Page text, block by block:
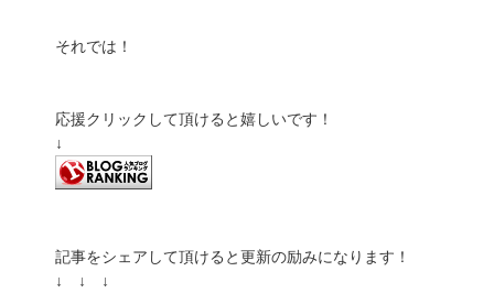
それでは！
応援クリックして頂けると嬉しいです！
↓
記事をシェアして頂けると更新の励みになります！
↓ ↓ ↓